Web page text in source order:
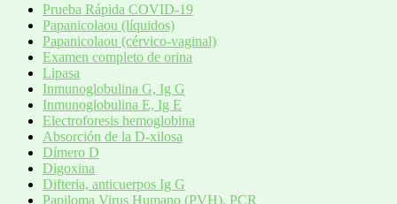
Prueba Rápida COVID-19
Papanicolaou (líquidos)
Papanicolaou (cérvico-vaginal)
Examen completo de orina
Lipasa
Inmunoglobulina G, Ig G
Inmunoglobulina E, Ig E
Electroforesis hemoglobina
Absorción de la D-xilosa
Dímero D
Digoxina
Difteria, anticuerpos Ig G
Papiloma Virus Humano (PVH), PCR